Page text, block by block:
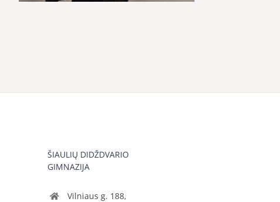
ŠIAULIŲ DIDŽDVARIO
GIMNAZIJA
Vilniaus g. 188,